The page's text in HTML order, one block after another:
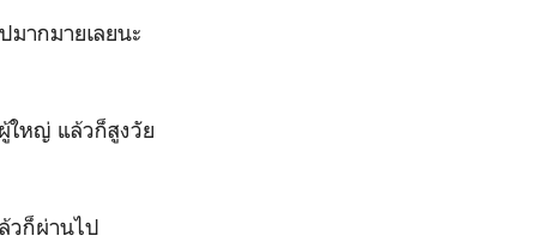
มากมายเลยนะ
ใหญ่ แล้วก็สูงวัย
วก็ผ่านไป